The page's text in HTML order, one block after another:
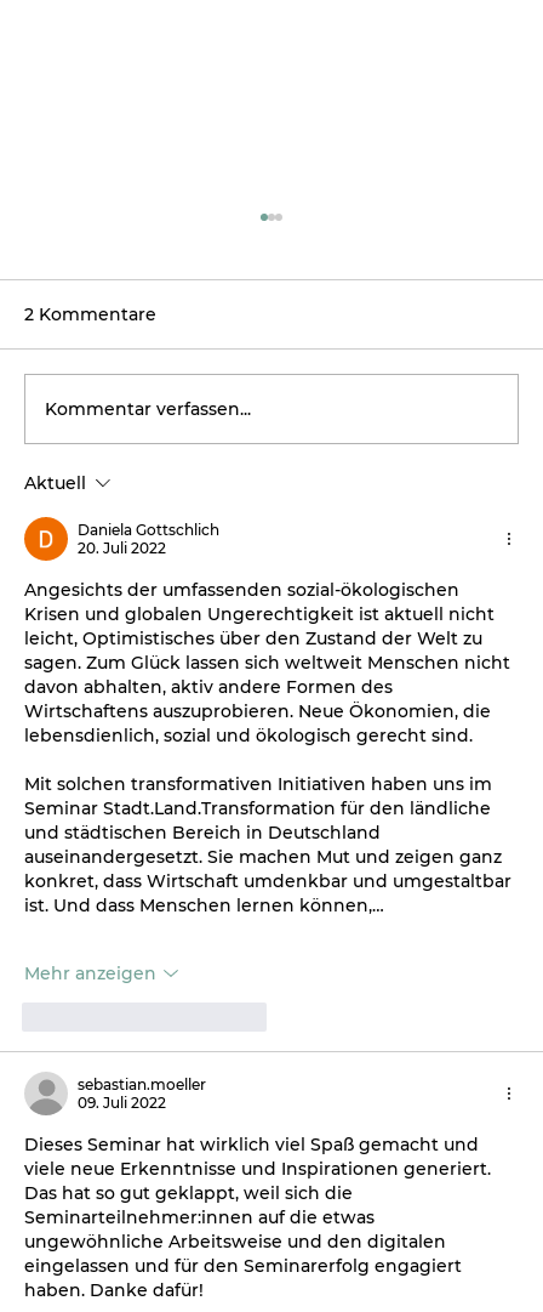
Auf dem Weg zu lebendigen Dörfern
2 Kommentare
Kommentar verfassen...
Aktuell
Daniela Gottschlich
20. Juli 2022
Angesichts der umfassenden sozial-ökologischen
Krisen und globalen Ungerechtigkeit ist aktuell nicht
leicht, Optimistisches über den Zustand der Welt zu
sagen. Zum Glück lassen sich weltweit Menschen nicht
davon abhalten, aktiv andere Formen des
Wirtschaftens auszuprobieren. Neue Ökonomien, die
lebensdienlich, sozial und ökologisch gerecht sind.
Mit solchen transformativen Initiativen haben uns im
Seminar Stadt.Land.Transformation für den ländliche
und städtischen Bereich in Deutschland
auseinandergesetzt. Sie machen Mut und zeigen ganz
konkret, dass Wirtschaft umdenkbar und umgestaltbar
ist. Und dass Menschen lernen können,…
Mehr anzeigen
sebastian.moeller
09. Juli 2022
Dieses Seminar hat wirklich viel Spaß gemacht und
viele neue Erkenntnisse und Inspirationen generiert.
Das hat so gut geklappt, weil sich die
Seminarteilnehmer:innen auf die etwas
ungewöhnliche Arbeitsweise und den digitalen
eingelassen und für den Seminarerfolg engagiert
haben. Danke dafür!